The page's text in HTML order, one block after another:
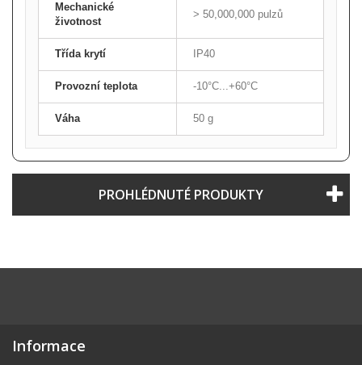
Mechanické
životnost
> 50,000,000 pulzů
Třída krytí IP40
Provozní teplota -10°C...+60°C
Váha 50 g
PROHLÉDNUTÉ PRODUKTY
Informace